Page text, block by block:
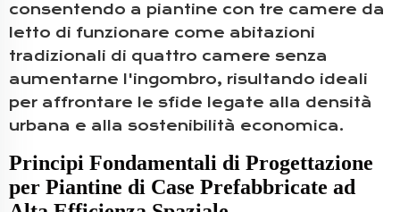
consentendo a piantine con tre camere da
letto di funzionare come abitazioni
tradizionali di quattro camere senza
aumentarne l'ingombro, risultando ideali
per affrontare le sfide legate alla densità
urbana e alla sostenibilità economica.
Principi Fondamentali di Progettazione
per Piantine di Case Prefabbricate ad